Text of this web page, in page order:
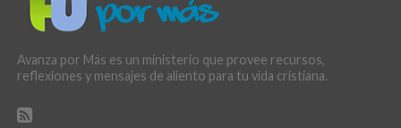
Avanza por Más es un ministerio que provee recursos,
reflexiones y mensajes de aliento para tu vida cristiana.